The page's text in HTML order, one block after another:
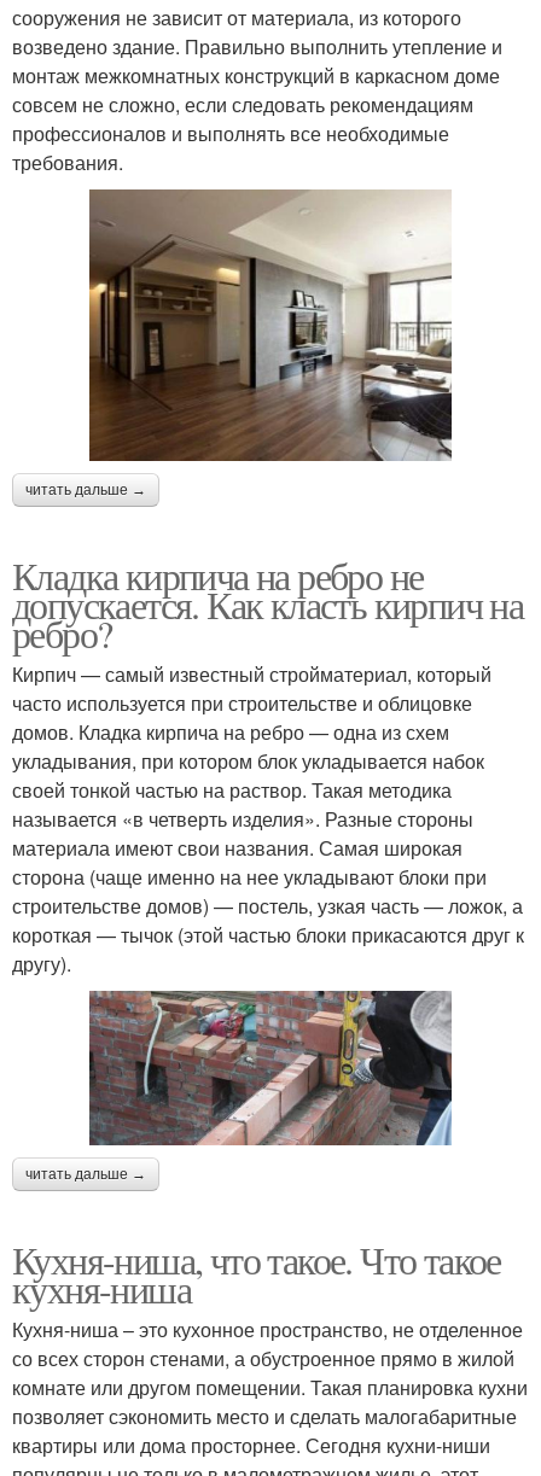
сооружения не зависит от материала, из которого
возведено здание. Правильно выполнить утепление и
монтаж межкомнатных конструкций в каркасном доме
совсем не сложно, если следовать рекомендациям
профессионалов и выполнять все необходимые
требования.
читать дальше →
Кладка кирпича на ребро не
допускается. Как класть кирпич на
ребро?
Кирпич — самый известный стройматериал, который
часто используется при строительстве и облицовке
домов. Кладка кирпича на ребро — одна из схем
укладывания, при котором блок укладывается набок
своей тонкой частью на раствор. Такая методика
называется «в четверть изделия». Разные стороны
материала имеют свои названия. Самая широкая
сторона (чаще именно на нее укладывают блоки при
строительстве домов) — постель, узкая часть — ложок, а
короткая — тычок (этой частью блоки прикасаются друг к
другу).
читать дальше →
Кухня-ниша, что такое. Что такое
кухня-ниша
Кухня-ниша – это кухонное пространство, не отделенное
со всех сторон стенами, а обустроенное прямо в жилой
комнате или другом помещении. Такая планировка кухни
позволяет сэкономить место и сделать малогабаритные
квартиры или дома просторнее. Сегодня кухни-ниши